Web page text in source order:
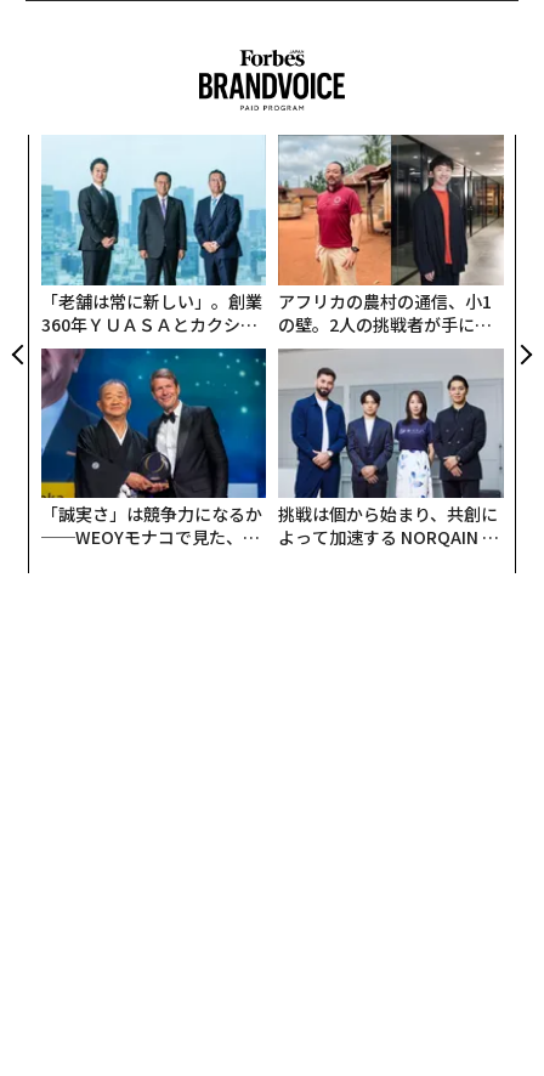
「老舗は常に新しい」。創業
360年ＹＵＡＳＡとカクシン
CEO田尻望が語る、AIを超え
る人の価値
アフリカの農村の通信、小1
の壁。2人の挑戦者が手にし
た「次なる武器」
「誠実さ」は競争力になるか
──WEOYモナコで見た、く
挑戦は個から始まり、共創に
よって加速する NORQAIN JA